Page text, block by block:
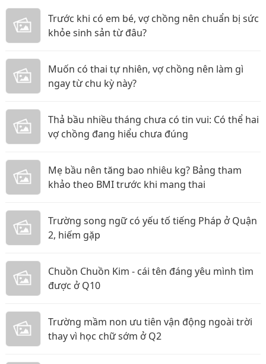
Trước khi có em bé, vợ chồng nên chuẩn bị sức
khỏe sinh sản từ đâu?
Muốn có thai tự nhiên, vợ chồng nên làm gì
ngay từ chu kỳ này?
Thả bầu nhiều tháng chưa có tin vui: Có thể hai
vợ chồng đang hiểu chưa đúng
Mẹ bầu nên tăng bao nhiêu kg? Bảng tham
khảo theo BMI trước khi mang thai
Trường song ngữ có yếu tố tiếng Pháp ở Quận
2, hiếm gặp
Chuồn Chuồn Kim - cái tên đáng yêu mình tìm
được ở Q10
Trường mầm non ưu tiên vận động ngoài trời
thay vì học chữ sớm ở Q2